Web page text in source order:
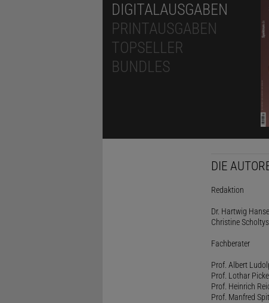
DIGITALAUSGABEN
PRINTAUSGABEN
TOPSELLER
BUNDLES
DIE
Redaktion
Dr. Hartwig
Christine
Fachberater
Prof. Albert
Prof. Lothar
Prof. Heinrich
Prof. Manfred